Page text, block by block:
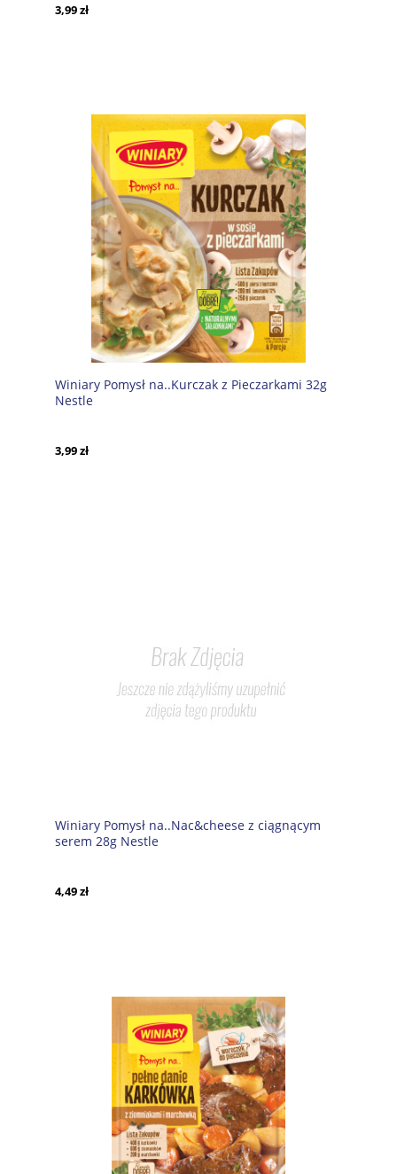
3,99 zł
Winiary Pomysł na..Kurczak z Pieczarkami 32g
Nestle
3,99 zł
Winiary Pomysł na..Nac&cheese z ciągnącym
serem 28g Nestle
4,49 zł